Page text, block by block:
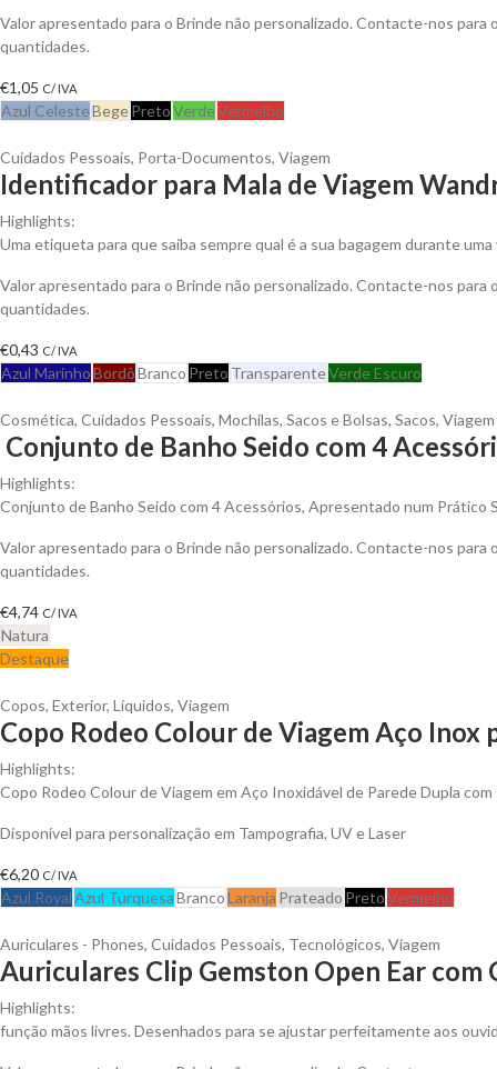
Valor apresentado para o Brinde não personalizado. Contacte-nos
quantidades.
€1,05 C/ IVA
Azul CelesteBegePretoVerdeVermelho
Cuidados Pessoais, Porta-Documentos, Viagem
Identificador para Mala de Viagem
Highlights:
Uma etiqueta para que saiba sempre qual é a sua bagagem durante
Valor apresentado para o Brinde não personalizado. Contacte-nos
quantidades.
€0,43 C/ IVA
Azul MarinhoBordôBranco Preto TransparenteVerde Escuro
Cosmética, Cuidados Pessoais, Mochilas, Sacos e Bolsas, Sacos, Viagem
Conjunto de Banho Seido com 4
Highlights:
Conjunto de Banho Seido com 4 Acessórios, Apresentado num Prático
Valor apresentado para o Brinde não personalizado. Contacte-nos
quantidades.
€4,74 C/ IVA
Natura
Destaque
Copos, Exterior, Líquidos, Viagem
Copo Rodeo Colour de Viagem Aço Inox
Highlights:
Copo Rodeo Colour de Viagem em Aço Inoxidável de Parede Dupla com
Disponível para personalização em Tampografia, UV e Laser
€6,20 C/ IVA
Azul RoyalAzul TurquesaBrancoLaranja Prateado PretoVermelho
Auriculares - Phones, Cuidados Pessoais, Tecnológicos, Viagem
Auriculares Clip Gemston Open Ear
Highlights:
função mãos livres. Desenhados para se ajustar perfeitamente aos